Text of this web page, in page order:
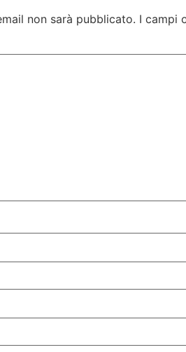
non sarà pubblicato. I campi